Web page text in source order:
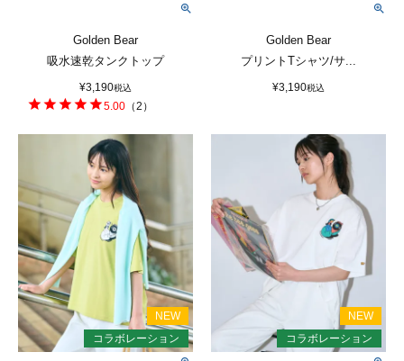
Golden Bear
吸水速乾タンクトップ
¥3,190税込
5.00 （2 ）
Golden Bear
プリントTシャツ/サ...
¥3,190税込